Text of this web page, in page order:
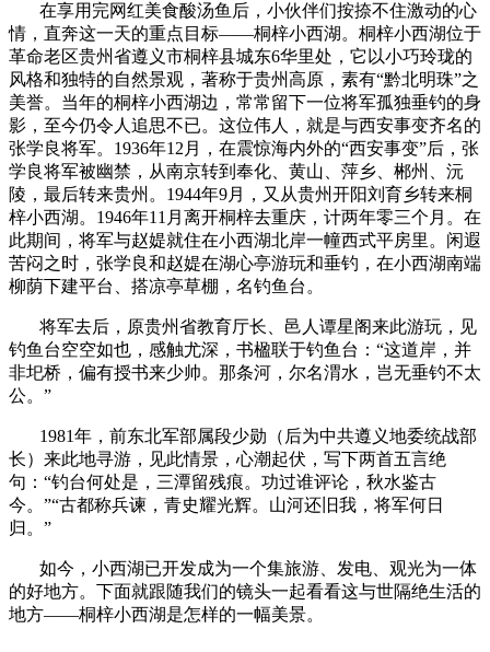
在享用完网红美食酸汤鱼后，小伙伴们按捺不住激动的心
情，直奔这一天的重点目标——桐梓小西湖。桐梓小西湖位于
革命老区贵州省遵义市桐梓县城东6华里处，它以小巧玲珑的
风格和独特的自然景观，著称于贵州高原，素有“黔北明珠”之
美誉。当年的桐梓小西湖边，常常留下一位将军孤独垂钓的身
影，至今仍令人追思不已。这位伟人，就是与西安事变齐名的
张学良将军。1936年12月，在震惊海内外的“西安事变”后，张
学良将军被幽禁，从南京转到奉化、黄山、萍乡、郴州、沅
陵，最后转来贵州。1944年9月，又从贵州开阳刘育乡转来桐
梓小西湖。1946年11月离开桐梓去重庆，计两年零三个月。在
此期间，将军与赵媞就住在小西湖北岸一幢西式平房里。闲遐
苦闷之时，张学良和赵媞在湖心亭游玩和垂钓，在小西湖南端
柳荫下建平台、搭凉亭草棚，名钓鱼台。
将军去后，原贵州省教育厅长、邑人谭星阁来此游玩，见
钓鱼台空空如也，感触尤深，书楹联于钓鱼台：“这道岸，并
非圯桥，偏有授书来少帅。那条河，尔名渭水，岂无垂钓不太
公。”
1981年，前东北军部属段少勋（后为中共遵义地委统战部
长）来此地寻游，见此情景，心潮起伏，写下两首五言绝
句：“钓台何处是，三潭留残痕。功过谁评论，秋水鉴古
今。”“古都称兵谏，青史耀光辉。山河还旧我，将军何日
归。”
如今，小西湖已开发成为一个集旅游、发电、观光为一体
的好地方。下面就跟随我们的镜头一起看看这与世隔绝生活的
地方——桐梓小西湖是怎样的一幅美景。